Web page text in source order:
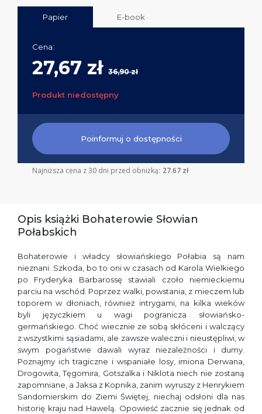
Papier E-book
Cena:
27,67 zł 36,90 zł
Produkt niedostępny
Poinformuj o dostępności
Najniższa cena z 30 dni przed obniżką: 27.67 zł
Opis książki Bohaterowie Słowian
Połabskich
Bohaterowie i władcy słowiańskiego Połabia są nam
nieznani. Szkoda, bo to oni w czasach od Karola Wielkiego
po Fryderyka Barbarossę stawiali czoło niemieckiemu
parciu na wschód. Poprzez walki, powstania, z mieczem lub
toporem w dłoniach, również intrygami, na kilka wieków
byli języczkiem u wagi pogranicza słowiańsko-
germańskiego. Choć wiecznie ze sobą skłóceni i walczący
z wszystkimi sąsiadami, ale zawsze waleczni i nieustępliwi, w
swym pogaństwie dawali wyraz niezależności i dumy.
Poznajmy ich tragiczne i wspaniałe losy, imiona Derwana,
Drogowita, Tęgomira, Gotszalka i Niklota niech nie zostaną
zapomniane, a Jaksa z Kopnika, zanim wyruszy z Henrykiem
Sandomierskim do Ziemi Świętej, niechaj odsłoni dla nas
historię kraju nad Hawelą. Opowieść zacznie się jednak od